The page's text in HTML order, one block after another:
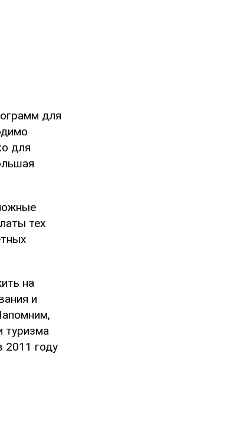
для
для
тех
на
и
туризма
2011 году